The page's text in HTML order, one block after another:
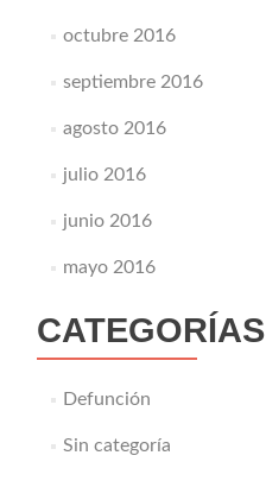
octubre 2016
septiembre 2016
agosto 2016
julio 2016
junio 2016
mayo 2016
CATEGORÍAS
Defunción
Sin categoría